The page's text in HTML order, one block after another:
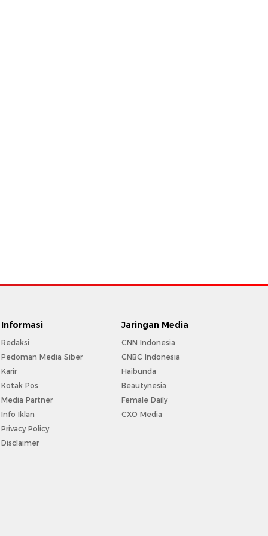
Informasi
Redaksi
Pedoman Media Siber
Karir
Kotak Pos
Media Partner
Info Iklan
Privacy Policy
Disclaimer
Jaringan Media
CNN Indonesia
CNBC Indonesia
Haibunda
Beautynesia
Female Daily
CXO Media